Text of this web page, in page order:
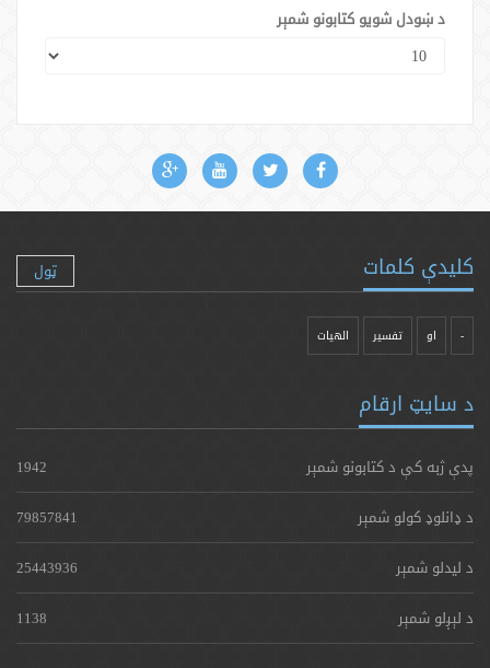
د ښودل شویو کتابونو شمېر
کلیدې کلمات ټول
- او تفسیر الهیات
د سایټ ارقام
پدې ژبه کې د کتابونو شمېر
1942
د ډانلوډ کولو شمېر
79857841
د لیدلو شمېر
25443936
د لېږلو شمېر
1138